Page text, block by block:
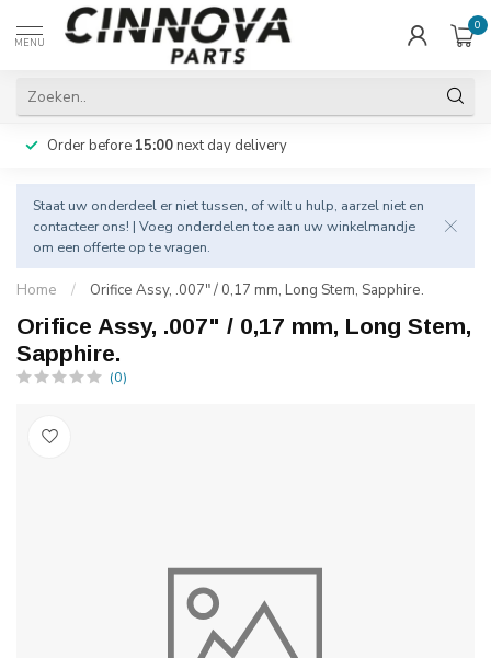
MENU
0
Order before 15:00next day delivery
Staat uw onderdeel er niet tussen, of wilt u hulp, aarzel niet en
contacteer ons! | Voeg onderdelen toe aan uw winkelmandje
om een offerte op te vragen.
Home / Orifice Assy, .007" / 0,17 mm, Long Stem, Sapphire.
Orifice Assy, .007" / 0,17 mm, Long Stem,
Sapphire.
(0)